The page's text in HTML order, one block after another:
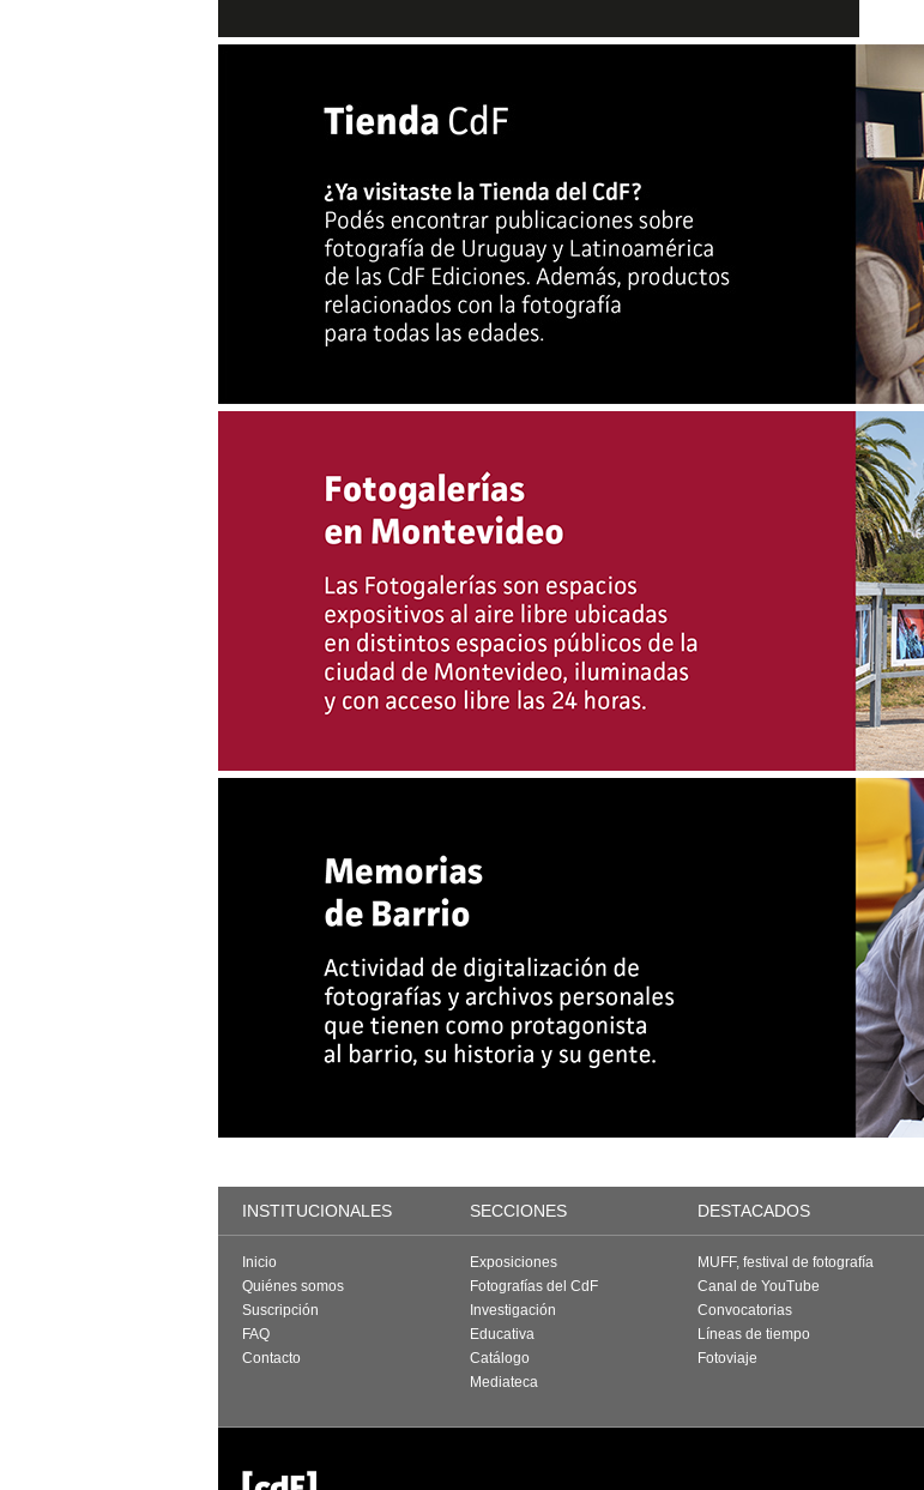
INSTITUCIONALES SECCIONES DESTACADOS
Inicio
Quiénes somos
Suscripción
FAQ
Contacto
Exposiciones
Fotografías del CdF
Investigación
Educativa
Catálogo
Mediateca
MUFF, festival de fotografía
Canal de YouTube
Convocatorias
Líneas de tiempo
Fotoviaje